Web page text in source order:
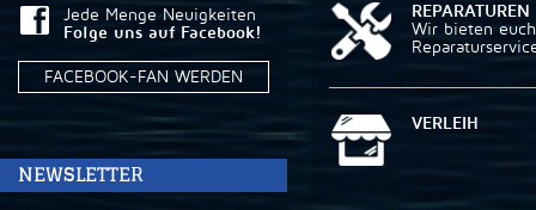
Jede Menge Neuigkeiten
Folge uns auf Facebook!
FACEBOOK-FAN WERDEN
NEWSLETTER
REPARATUREN
Wir bieten
VERLEIH